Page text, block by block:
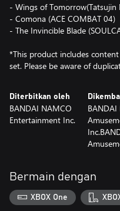
- Wings of Tomorrow(Tatsujin
- Comona (ACE COMBAT 04)
- The Invincible Blade
*This product includes
set. Please be aware of
Diterbitkan oleh
BANDAI NAMCO
Entertainment Inc.
Bermain dengan
XBOX One